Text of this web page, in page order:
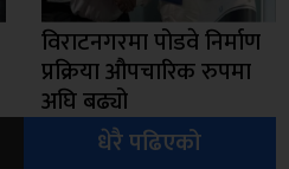
विराटनगरमा पोडवे निर्माण
प्रक्रिया औपचारिक रुपमा
अघि बढ्यो
धेरै पढिएको